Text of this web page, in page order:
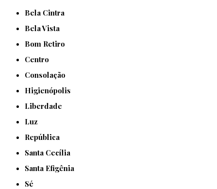
Bela Cintra
Bela Vista
Bom Retiro
Centro
Consolação
Higienópolis
Liberdade
Luz
República
Santa Cecília
Santa Efigênia
Sé